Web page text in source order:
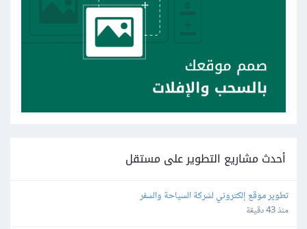
أحدث مشاريع التطوير على مستقل
تطوير موقع إلكتروني لشركة السياحة والسفر
منذ 43 دقيقة